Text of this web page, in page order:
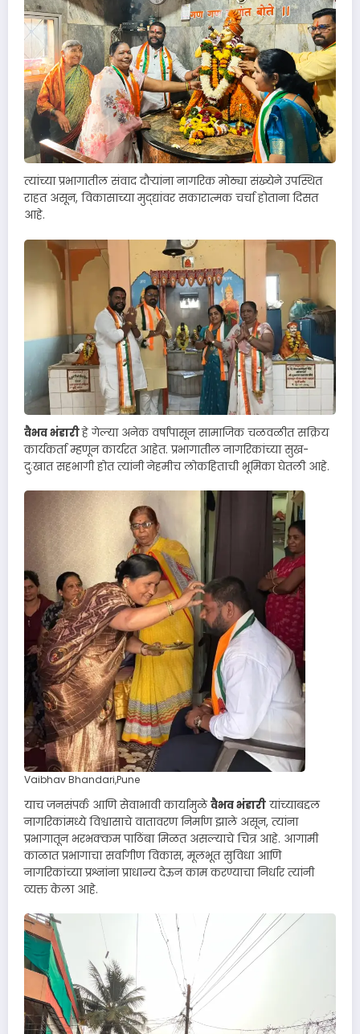
त्यांच्या प्रभागातील संवाद दौऱ्यांना नागरिक मोठ्या संख्येने उपस्थित
राहत असून, विकासाच्या मुद्द्यांवर सकारात्मक चर्चा होताना दिसत
आहे.
वैभव भंडारीहे गेल्या अनेक वर्षांपासून सामाजिक चळवळीत सक्रिय
कार्यकर्ता म्हणून कार्यरत आहेत. प्रभागातील नागरिकांच्या सुख-
दुःखात सहभागी होत त्यांनी नेहमीच लोकहिताची भूमिका घेतली आहे.
Vaibhav Bhandari,Pune
याच जनसंपर्क आणि सेवाभावी कार्यामुळेवैभव भंडारी यांच्याबद्दल
नागरिकांमध्ये विश्वासाचे वातावरण निर्माण झाले असून, त्यांना
प्रभागातून भरभक्कम पाठिंबा मिळत असल्याचे चित्र आहे. आगामी
काळात प्रभागाचा सर्वांगीण विकास, मूलभूत सुविधा आणि
नागरिकांच्या प्रश्नांना प्राधान्य देऊन काम करण्याचा निर्धार त्यांनी
व्यक्त केला आहे.